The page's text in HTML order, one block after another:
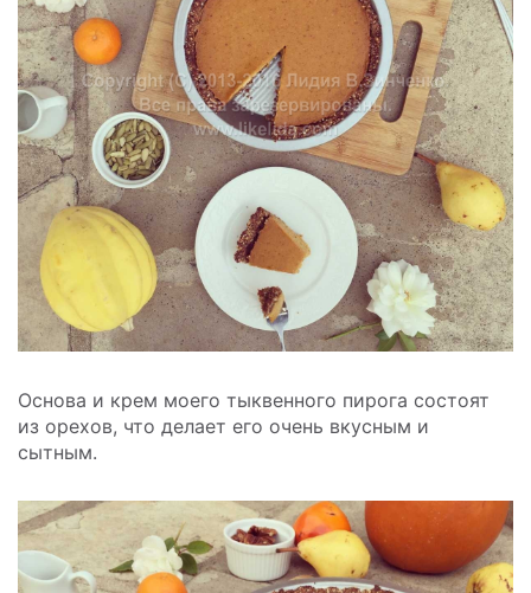
Основа и крем моего тыквенного пирога состоят
из орехов, что делает его очень вкусным и
сытным.